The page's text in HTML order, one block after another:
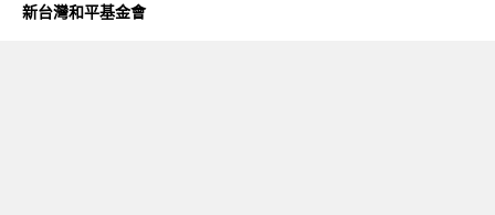
新台灣和平基金會